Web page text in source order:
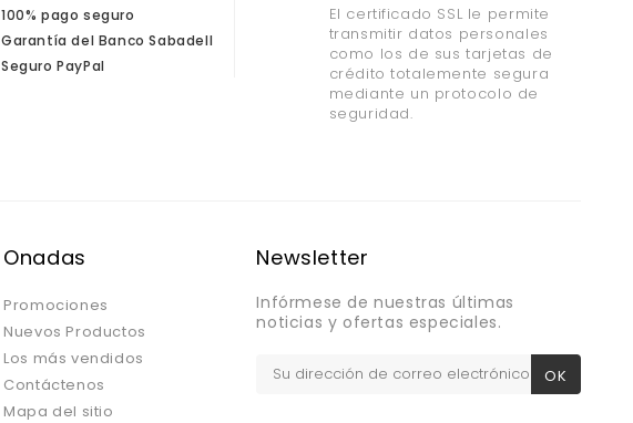
100% pago seguro
Garantía del Banco Sabadell
Seguro PayPal
El certificado SSL le permite
transmitir datos personales
como los de sus tarjetas de
crédito totalemente segura
mediante un protocolo de
seguridad.
Onadas
Promociones
Nuevos Productos
Los más vendidos
Contáctenos
Mapa del sitio
Newsletter
Infórmese de nuestras últimas
noticias y ofertas especiales.